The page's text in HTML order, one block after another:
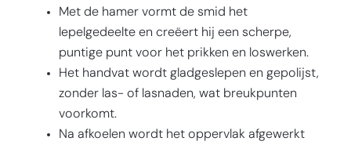
Met de hamer vormt de smid het
lepelgedeelte en creëert hij een scherpe,
puntige punt voor het prikken en loswerken.
Het handvat wordt gladgeslepen en gepolijst,
zonder las- of lasnaden, wat breukpunten
voorkomt.
Na afkoelen wordt het oppervlak afgewerkt